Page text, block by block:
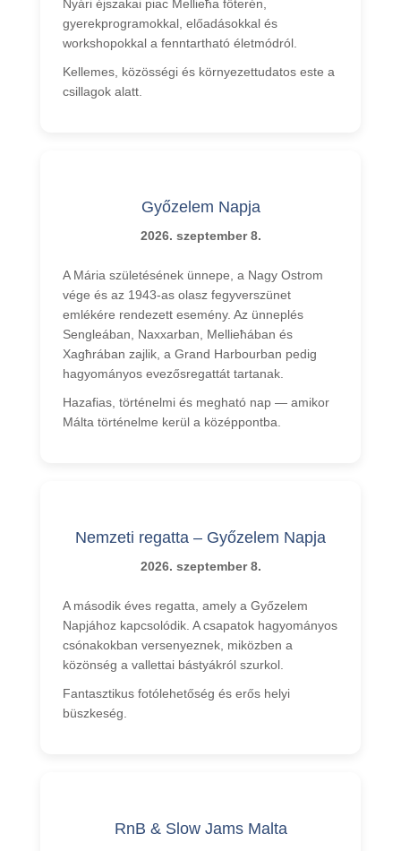
Nyári éjszakai piac Mellieħa főterén,
gyerekprogramokkal, előadásokkal és
workshopokkal a fenntartható életmódról.
Kellemes, közösségi és környezettudatos este a
csillagok alatt.
Győzelem Napja
2026. szeptember 8.
A Mária születésének ünnepe, a Nagy Ostrom
vége és az 1943-as olasz fegyverszünet
emlékére rendezett esemény. Az ünneplés
Sengleában, Naxxarban, Mellieħában és
Xagħrában zajlik, a Grand Harbourban pedig
hagyományos evezősregattát tartanak.
Hazafias, történelmi és megható nap — amikor
Málta történelme kerül a középpontba.
Nemzeti regatta – Győzelem Napja
2026. szeptember 8.
A második éves regatta, amely a Győzelem
Napjához kapcsolódik. A csapatok hagyományos
csónakokban versenyeznek, miközben a
közönség a vallettai bástyákról szurkol.
Fantasztikus fotólehetőség és erős helyi
büszkeség.
RnB & Slow Jams Malta